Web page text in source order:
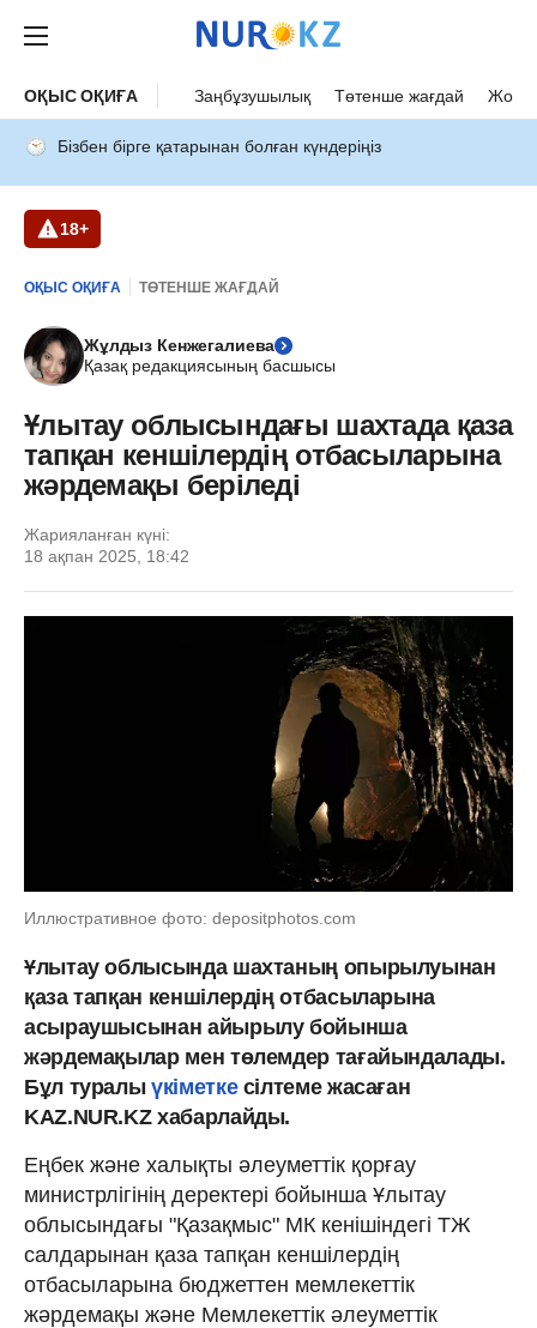
ОҚЫС ОҚИҒА Заңбұзушылық Төтенше жағдай Жол
Бізбен бірге қатарынан болған күндеріңіз
18+
ОҚЫС ОҚИҒА ТӨТЕНШЕ ЖАҒДАЙ
Жұлдыз Кенжегалиева
Қазақ редакциясының басшысы
Ұлытау облысындағы шахтада қаза
тапқан кеншілердің отбасыларына
жәрдемақы беріледі
Жарияланған күні:
18 ақпан 2025, 18:42
Иллюстративное фото: depositphotos.com
Ұлытау облысында шахтаның опырылуынан
қаза тапқан кеншілердің отбасыларына
асыраушысынан айырылу бойынша
жәрдемақылар мен төлемдер тағайындалады.
Бұл туралыүкіметке сілтеме жасаған
KAZ.NUR.KZ хабарлайды.
Еңбек және халықты әлеуметтік қорғау
министрлігінің деректері бойынша Ұлытау
облысындағы "Қазақмыс" МК кенішіндегі ТЖ
салдарынан қаза тапқан кеншілердің
отбасыларына бюджеттен мемлекеттік
жәрдемақы және Мемлекеттік әлеуметтік